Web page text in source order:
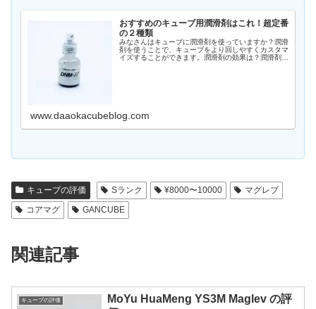
おすすめのキューブ用潤滑剤はこれ！超定番
の２種類
みなさんはキューブに潤滑剤を使っていますか？潤滑
剤を使うことで、キューブをより回しやすくカスタマ
イズすることができます。潤滑剤の効果は？潤滑剤を
www.daaokacubeblog.com
キューブの評価 Sランク ¥8000〜10000
マグレブ
コアマグ
GANCUBE
関連記事
キューブの評価
MoYu HuaMeng YS3M Maglev の評